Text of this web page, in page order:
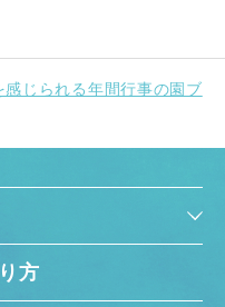
感じられる年間行事の園ブ
方